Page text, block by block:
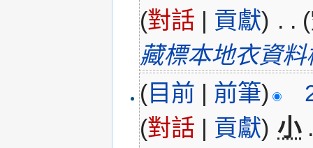
(對話 | 貢獻) . .
藏標本地衣資
( 目前 | 前筆)
(對話 | 貢獻) 小